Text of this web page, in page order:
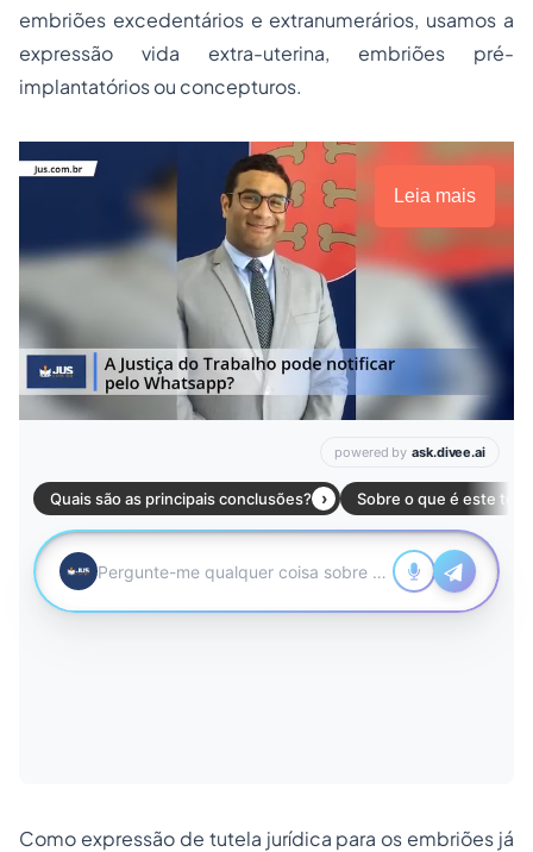
embriões excedentários e extranumerários, usamos a
expressão vida extra-uterina, embriões pré-
implantatórios ou concepturos.
Leia mais
Como expressão de tutela jurídica para os embriões já